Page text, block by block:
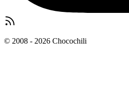
© 2008 - 2026 Chocochili